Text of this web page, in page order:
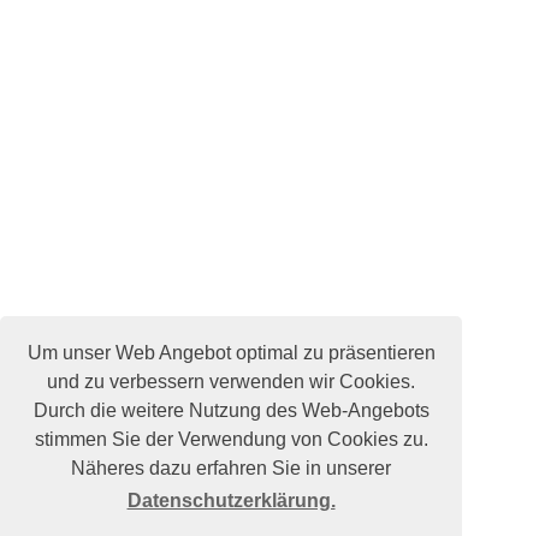
Um unser Web Angebot optimal zu präsentieren
und zu verbessern verwenden wir Cookies.
Durch die weitere Nutzung des Web-Angebots
stimmen Sie der Verwendung von Cookies zu.
Näheres dazu erfahren Sie in unserer
Datenschutzerklärung.